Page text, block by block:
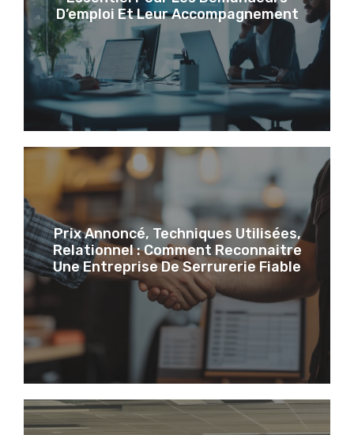
D’emploi Et Leur Accompagnement
Prix Annoncé, Techniques Utilisées,
Relationnel : Comment Reconnaitre
Une Entreprise De Serrurerie Fiable